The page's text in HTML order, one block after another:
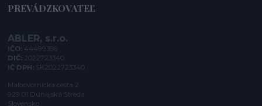
PREVÁDZKOVATEĽ
ABLER, s.r.o.
IČO: 44499396
DIČ: 2022723340
IČ DPH: SK2022723340
Malodvornícka cesta 2
929 01 Dunajská Streda
Slovensko